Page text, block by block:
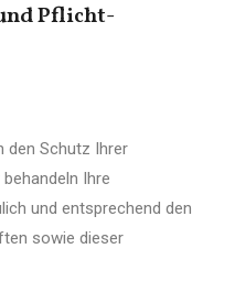
Pflicht­
den Schutz Ihrer
Ihre
und entsprechend den
sowie dieser